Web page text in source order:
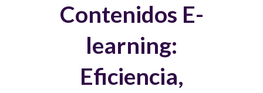
Contenidos E-
learning:
Eficiencia,